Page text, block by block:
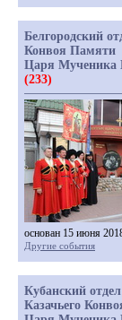
Белгородский
Конвоя Памяти
Царя Мученика
(233)
основан 15 июня
Другие события
Кубанский отдел
Казачьего